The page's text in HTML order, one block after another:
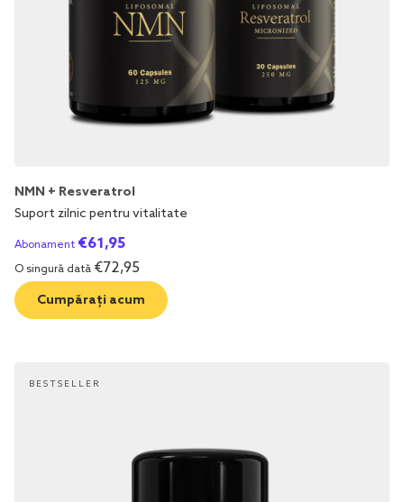
NMN + Resveratrol
Suport zilnic pentru vitalitate
Abonament €61,95
O singură dată €72,95
Cumpărați acum
BESTSELLER